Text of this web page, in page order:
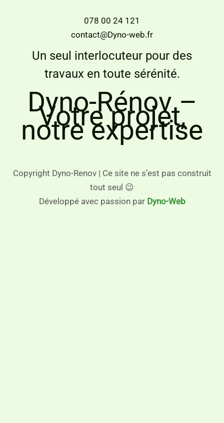
078 00 24 121
contact@Dyno-web.fr
Un seul interlocuteur pour des
travaux en toute sérénité.
Dyno-Rénov –
Votre projet,
notre expertise
Copyright Dyno-Renov | Ce site ne s’est pas construit
tout seul 😉
Développé avec passion par Dyno-Web